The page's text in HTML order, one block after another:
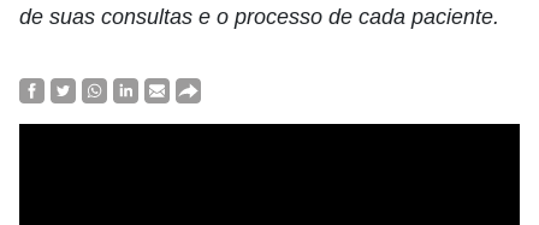
de suas consultas e o processo de cada paciente.